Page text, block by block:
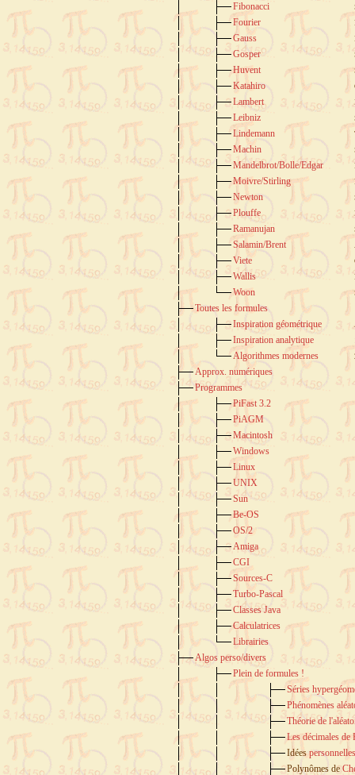
Fibonacci
Fourier
Gauss
Gosper
Huvent
Katahiro
Lambert
Leibniz
Lindemann
Machin
Mandelbrot/Bolle/Edgar
Moivre/Stirling
Newton
Plouffe
Ramanujan
Salamin/Brent
Viete
Wallis
Woon
Toutes les formules
Inspiration géométrique
Inspiration analytique
Algorithmes modernes
Approx. numériques
Programmes
PiFast 3.2
PiAGM
Macintosh
Windows
Linux
UNIX
Sun
Be-OS
OS/2
Amiga
CGI
Sources-C
Turbo-Pascal
Classes Java
Calculatrices
Librairies
Algos perso/divers
Plein de formules !
Séries
Phénomènes
Théorie de
Les décimales de
Idées personnelles
Polynômes de